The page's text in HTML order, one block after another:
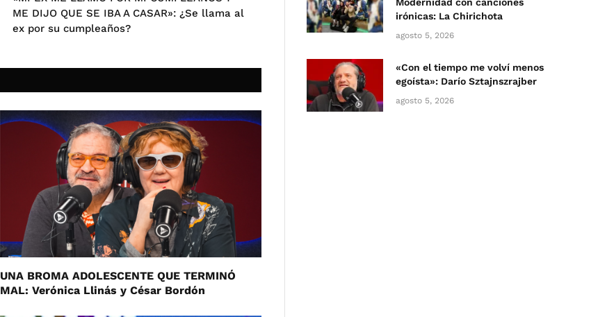
ME DIJO QUE SE IBA A CASAR»: ¿Se llama al
ex por su cumpleaños?
UNA BROMA ADOLESCENTE QUE TERMINÓ
MAL: Verónica Llinás y César Bordón
irónicas: La Chirichota
agosto 5, 2026
«Con el tiempo me volví menos
egoísta»: Darío Sztajnszrajber
agosto 5, 2026